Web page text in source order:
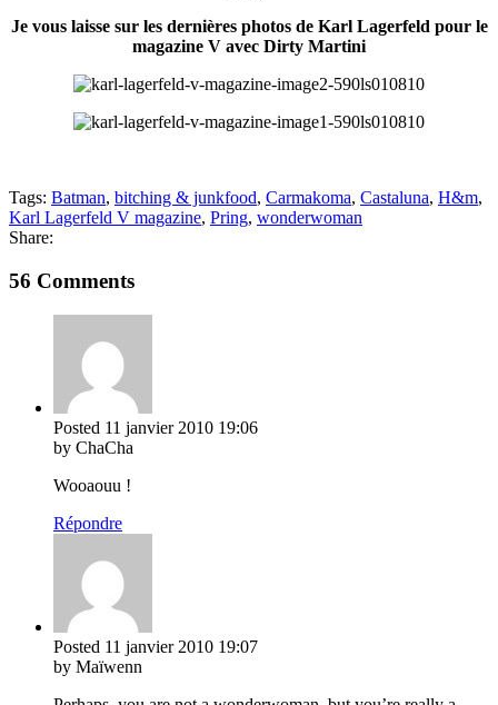
Je vous laisse sur les dernières photos de Karl Lagerfeld pour le
magazine V avec Dirty Martini
Tags: Batman, bitching & junkfood, Carmakoma, Castaluna, H&m,
Karl Lagerfeld V magazine, Pring, wonderwoman
Share:
56 Comments
Posted 11 janvier 2010 19:06
by ChaCha
Wooaouu !
Répondre
Posted 11 janvier 2010 19:07
by Maïwenn